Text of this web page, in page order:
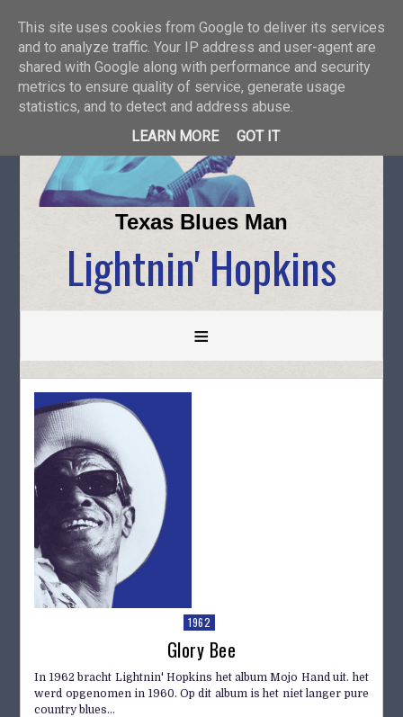
Texas Blues Man
Lightnin' Hopkins
≡
1962
Glory Bee
In 1962 bracht Lightnin' Hopkins het album Mojo Hand uit. het
werd opgenomen in 1960. Op dit album is het niet langer pure
country blues...
This site uses cookies from Google to deliver its services
and to analyze traffic. Your IP address and user-agent are
shared with Google along with performance and security
metrics to ensure quality of service, generate usage
statistics, and to detect and address abuse.
LEARN MORE
GOT IT